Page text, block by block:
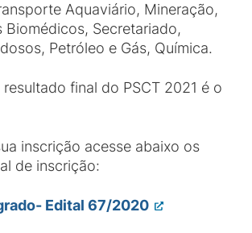
Aquaviário, Mineração,
Biomédicos, Secretariado,
Petróleo e Gás, Química.
final do PSCT 2021 é o
inscrição acesse abaixo os
de inscrição:
Edital 67/2020